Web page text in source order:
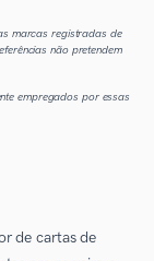
marcas registradas de
não pretendem
empregados por essas
de cartas de